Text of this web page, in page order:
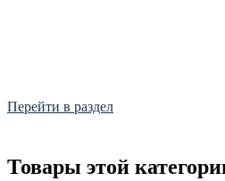
Перейти в раздел
Товары этой